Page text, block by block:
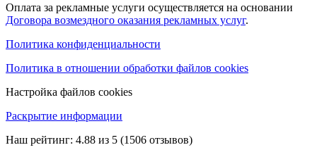
Оплата за рекламные услуги осуществляется на основании
Договора возмездного оказания рекламных услуг.
Политика конфиденциальности
Политика в отношении обработки файлов cookies
Настройка файлов cookies
Раскрытие информации
Наш рейтинг: 4.88 из 5 (1506 отзывов)